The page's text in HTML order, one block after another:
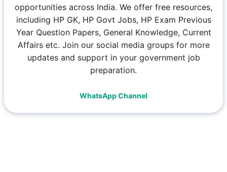
opportunities across India. We offer free resources,
including HP GK, HP Govt Jobs, HP Exam Previous
Year Question Papers, General Knowledge, Current
Affairs etc. Join our social media groups for more
updates and support in your government job
preparation.
WhatsApp Channel